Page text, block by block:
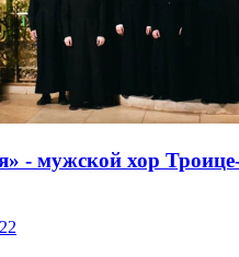
- мужской хор